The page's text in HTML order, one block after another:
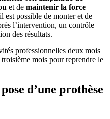
et de maintenir la force
est possible de monter et de
l’intervention, un contrôle
des résultats.
professionnelles deux mois
mois pour reprendre le
d’une prothèse